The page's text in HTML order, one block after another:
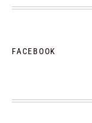
FACEBOOK